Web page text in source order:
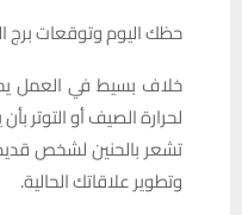
حظك اليوم وتوقعات برج الجوزاء اليوم
خلاف بسيط في العمل
لحرارة الصيف أو التوتر
تشعر بالحنين لشخص
وتطوير علاقاتك الحالية.